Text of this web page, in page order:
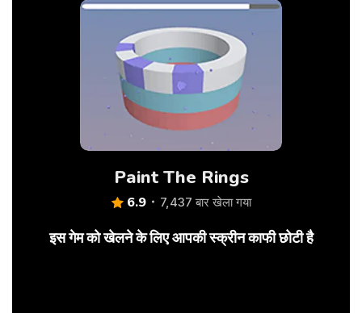
Paint The Rings
6.9 7,437 बार खेला गया
इस गेम को खेलने के लिए आपकी स्क्रीन काफी छोटी है